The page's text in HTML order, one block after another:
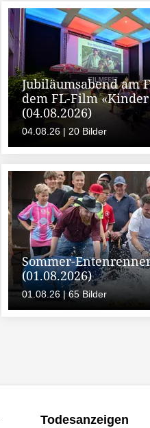
Jubiläumsabend am
dem FL-Film
(04.08.2026)
04.08.26 | 20 Bilder
Sommer-
(01.08.2026)
01.08.26 | 65 Bilder
Todesanzeigen